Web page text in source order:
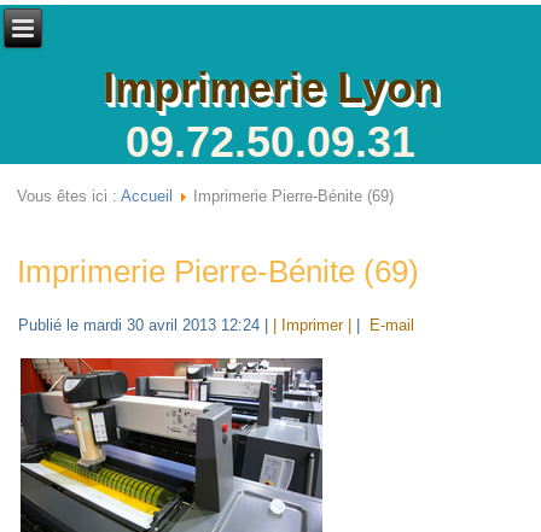
Imprimerie Lyon
09.72.50.09.31
Vous êtes ici :Accueil Imprimerie Pierre-Bénite (69)
Imprimerie Pierre-Bénite (69)
Publié le mardi 30 avril 2013 12:24 | Imprimer | E-mail